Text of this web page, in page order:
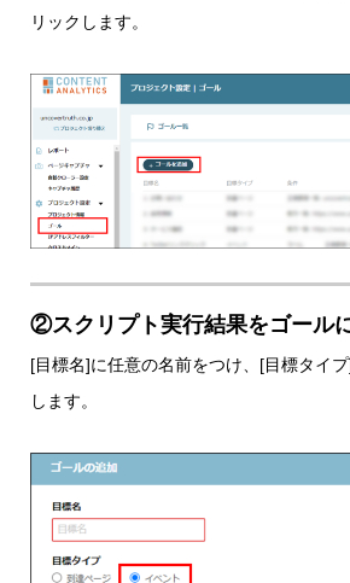
リックします。
②スクリプト実行結果をゴール
[目標名]に任意の名前をつけ、[目標タイ
します。